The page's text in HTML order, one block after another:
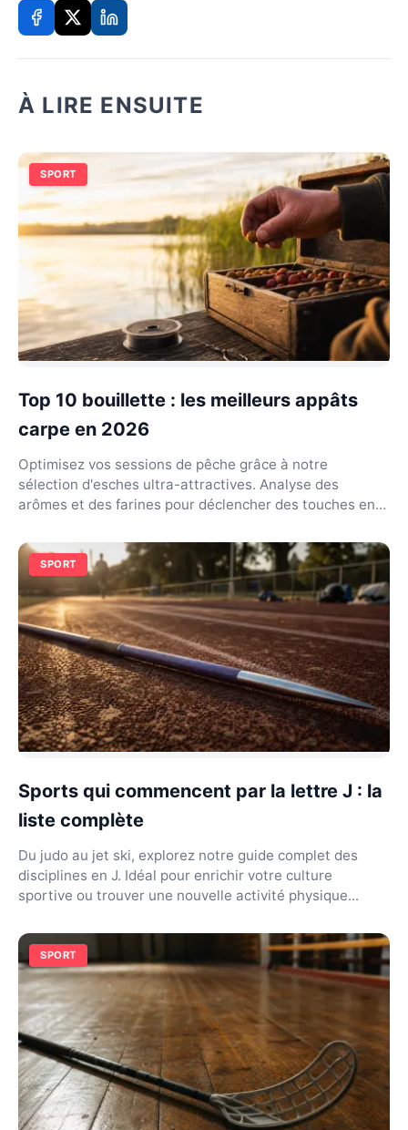
À LIRE ENSUITE
SPORT
Top 10 bouillette : les meilleurs appâts
carpe en 2026
Optimisez vos sessions de pêche grâce à notre
sélection d'esches ultra-attractives. Analyse des
arômes et des farines pour déclencher des touches en
SPORT
Sports qui commencent par la lettre J : la
liste complète
Du judo au jet ski, explorez notre guide complet des
disciplines en J. Idéal pour enrichir votre culture
sportive ou trouver une nouvelle activité physique...
SPORT